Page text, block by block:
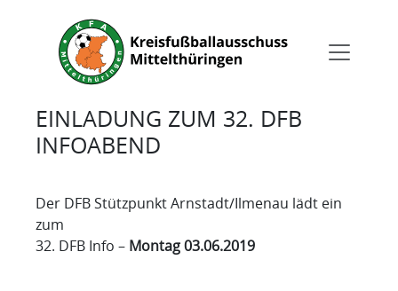
EINLADUNG ZUM 32. DFB
INFOABEND
Der DFB Stützpunkt Arnstadt/Ilmenau lädt ein
zum
32. DFB Info – Montag 03.06.2019